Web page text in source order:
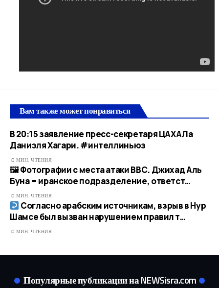
Вам также может понравиться
В 20:15 заявление пресс-секретаря ЦАХАЛа
Даниэля Хагари. #интеллиньюз
0 МИН. ЧТЕНИЯ
🖼 Фотографии с места атаки ВВС. Джихад Аль
Буна = иранское подразделение, ответст…​
0 МИН. ЧТЕНИЯ
Согласно арабским источникам, взрыв в Нур
Шамсе был вызван нарушением правил т…​
0 МИН. ЧТЕНИЯ
Популярные публикации на NEWSisra.com